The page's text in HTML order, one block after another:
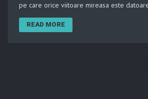
pe care orice viitoare mireasa este
READ MORE